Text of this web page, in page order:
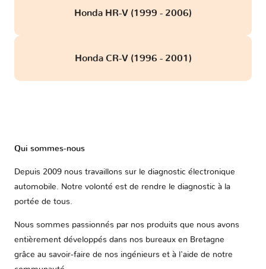
Honda HR-V (1999 - 2006)
Honda CR-V (1996 - 2001)
Qui sommes-nous
Depuis 2009 nous travaillons sur le diagnostic électronique
automobile. Notre volonté est de rendre le diagnostic à la
portée de tous.
Nous sommes passionnés par nos produits que nous avons
entièrement développés dans nos bureaux en Bretagne
grâce au savoir-faire de nos ingénieurs et à l'aide de notre